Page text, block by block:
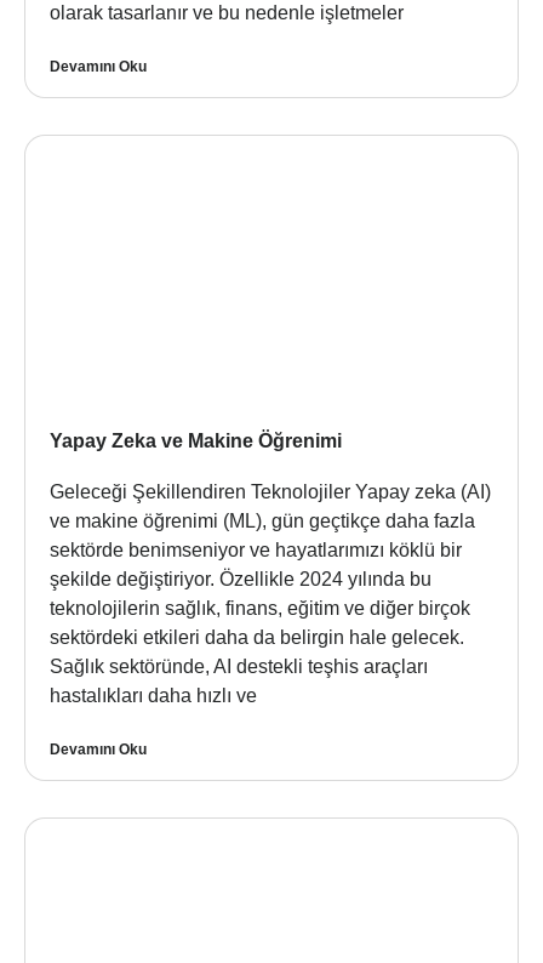
olarak tasarlanır ve bu nedenle işletmeler
Devamını Oku
Yapay Zeka ve Makine Öğrenimi
Geleceği Şekillendiren Teknolojiler Yapay zeka (AI)
ve makine öğrenimi (ML), gün geçtikçe daha fazla
sektörde benimseniyor ve hayatlarımızı köklü bir
şekilde değiştiriyor. Özellikle 2024 yılında bu
teknolojilerin sağlık, finans, eğitim ve diğer birçok
sektördeki etkileri daha da belirgin hale gelecek.
Sağlık sektöründe, AI destekli teşhis araçları
hastalıkları daha hızlı ve
Devamını Oku